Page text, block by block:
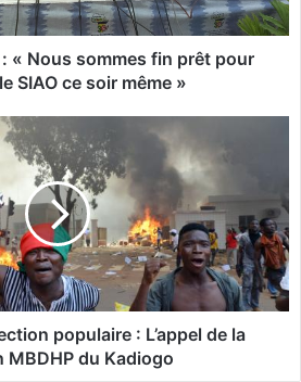
« Nous sommes fin prêt pour
SIAO ce soir même »
populaire : L’appel de la
MBDHP du Kadiogo